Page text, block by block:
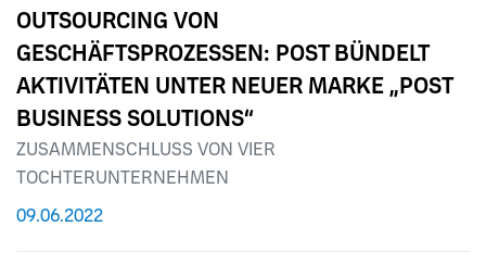
OUTSOURCING VON
GESCHÄFTSPROZESSEN: POST BÜNDELT
AKTIVITÄTEN UNTER NEUER MARKE „POST
BUSINESS SOLUTIONS“
ZUSAMMENSCHLUSS VON VIER
TOCHTERUNTERNEHMEN
09.06.2022